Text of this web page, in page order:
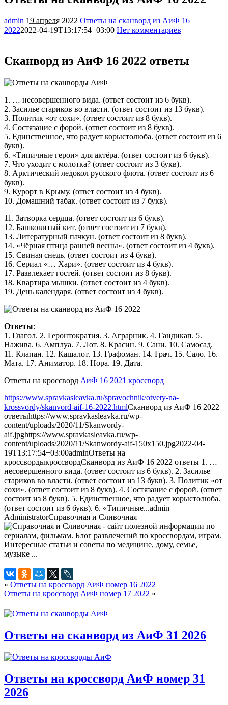
admin 19 апреля 2022 Ответы на сканворд из АиФ 16
20222022-04-19T13:17:54+03:00 Нет комментариев
Сканворд из АиФ 16 2022 ответы
1. … несовершенного вида. (ответ состоит из 6 букв).
2. Засилье стариков во власти. (ответ состоит из 13 букв).
3. Политик «от сохи». (ответ состоит из 8 букв).
4. Состязание с форой. (ответ состоит из 8 букв).
5. Единственное, что радует корыстолюба. (ответ состоит из 6
букв).
6. «Типичные герои» для актёра. (ответ состоит из 6 букв).
7. Что уходит с молотка? (ответ состоит из 3 букв).
8. Арктический ледокол русского флота. (ответ состоит из 6
букв).
9. Курорт в Крыму. (ответ состоит из 4 букв).
10. Домашний табак. (ответ состоит из 7 букв).
11. Затворка сердца. (ответ состоит из 6 букв).
12. Башковитый кит. (ответ состоит из 7 букв).
13. Литературный пачкун. (ответ состоит из 8 букв).
14. «Чёрная птица ранней весны». (ответ состоит из 4 букв).
15. Свиная снедь. (ответ состоит из 4 букв).
16. Сериал «… Хари». (ответ состоит из 4 букв).
17. Развлекает гостей. (ответ состоит из 8 букв).
18. Квартира мышки. (ответ состоит из 4 букв).
19. День календаря. (ответ состоит из 4 букв).
Ответы:
1. Глагол. 2. Геронтократия. 3. Аграрник. 4. Гандикап. 5.
Нажива. 6. Амплуа. 7. Лот. 8. Красин. 9. Сани. 10. Самосад.
11. Клапан. 12. Кашалот. 13. Графоман. 14. Грач. 15. Сало. 16.
Мата. 17. Аниматор. 18. Нора. 19. Дата.
Ответы на кроссворд АиФ 16 2021 кроссворд
https://www.spravkasleavka.ru/spravochnik/otvety-na-
krossvordy/skanvord-aif-16-2022.htmlСканворд из АиФ 16 2022
ответыhttps://www.spravkasleavka.ru/wp-
content/uploads/2020/11/Skanwordy-
aif.jpghttps://www.spravkasleavka.ru/wp-
content/uploads/2020/11/Skanwordy-aif-150x150.jpg2022-04-
19T13:17:54+03:00adminОтветы на
кроссвордыкроссвордСканворд из АиФ 16 2022 ответы 1. …
несовершенного вида. (ответ состоит из 6 букв). 2. Засилье
стариков во власти. (ответ состоит из 13 букв). 3. Политик «от
сохи». (ответ состоит из 8 букв). 4. Состязание с форой. (ответ
состоит из 8 букв). 5. Единственное, что радует корыстолюба.
(ответ состоит из 6 букв). 6. «Типичные...admin
AdministratorСправочная и Сливочная
« Ответы на кроссворд АиФ номер 16 2022
Ответы на кроссворд АиФ номер 17 2022 »
Ответы на сканворд из АиФ 31 2026
Ответы на кроссворд АиФ номер 31
2026